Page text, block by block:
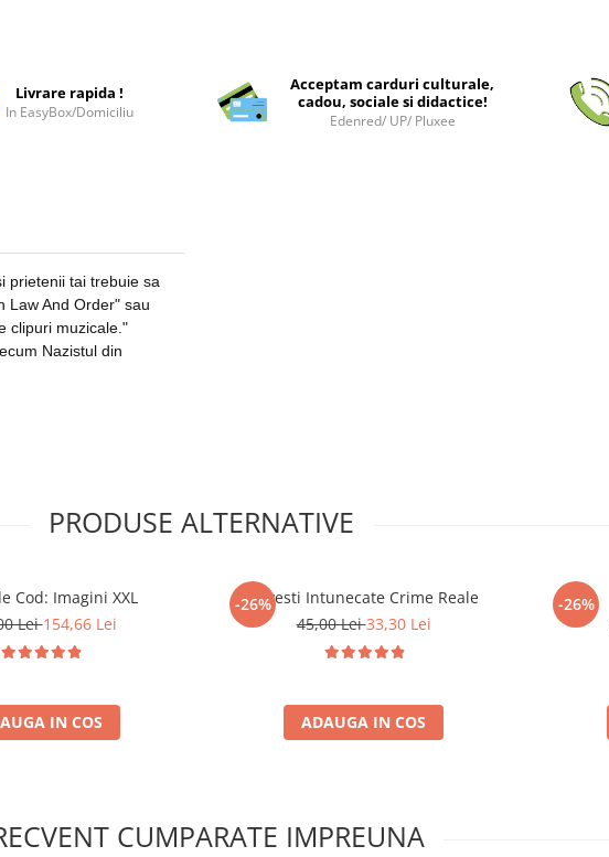
Livrare rapida !
In EasyBox/Domiciliu
Acceptam carduri culturale,
cadou, sociale si didactice!
Edenred/ UP/ Pluxee
prietenii tai trebuie sa
Law And Order" sau
clipuri muzicale."
Nazistul din
PRODUSE ALTERNATIVE
Cod: Imagini XXL
Lei154,66 Lei
IN COS
-26%
Povesti Intunecate Crime Reale
45,00 Lei33,30 Lei
ADAUGA IN COS
-26%
CUMPARATE IMPREUNA